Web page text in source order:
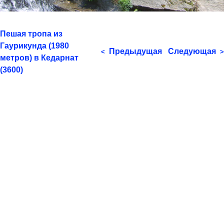
Пешая тропа из
Гаурикунда (1980
метров) в Кедарнат
(3600)
< Предыдущая Следующая >